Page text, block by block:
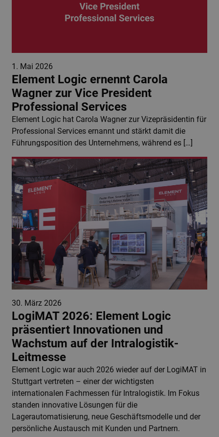
1. Mai 2026
Element Logic ernennt Carola
Wagner zur Vice President
Professional Services
Element Logic hat Carola Wagner zur Vizepräsidentin für
Professional Services ernannt und stärkt damit die
Führungsposition des Unternehmens, während es […]
30. März 2026
LogiMAT 2026: Element Logic
präsentiert Innovationen und
Wachstum auf der Intralogistik-
Leitmesse
Element Logic war auch 2026 wieder auf der LogiMAT in
Stuttgart vertreten – einer der wichtigsten
internationalen Fachmessen für Intralogistik. Im Fokus
standen innovative Lösungen für die
Lagerautomatisierung, neue Geschäftsmodelle und der
persönliche Austausch mit Kunden und Partnern.